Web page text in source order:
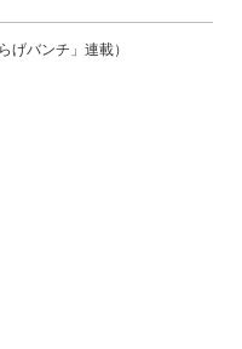
バンチ」連載）